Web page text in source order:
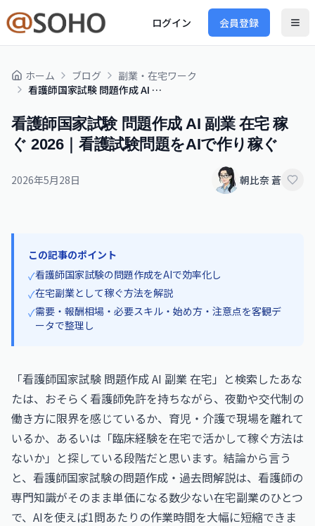
ログイン 会員登録
ホーム ブログ
副業・在宅ワーク
看護師国家試験 問題作成 AI 副業 在宅 稼ぐ 2026｜看護試験問題をAIで作り稼ぐ
看護師国家試験 問題作成 AI 副業 在宅 稼
ぐ 2026｜看護試験問題をAIで作り稼ぐ
2026年5月28日 朝比奈 蒼
この記事のポイント
✓看護師国家試験の問題作成をAIで効率化し
✓在宅副業として稼ぐ方法を解説
✓需要・報酬相場・必要スキル・始め方・注意点を客観デ
ータで整理し
「看護師国家試験 問題作成 AI 副業 在宅」と検索したあな
たは、おそらく看護師免許を持ちながら、夜勤や交代制の
働き方に限界を感じているか、育児・介護で現場を離れて
いるか、あるいは「臨床経験を在宅で活かして稼ぐ方法は
ないか」と探している段階だと思います。結論から言う
と、看護師国家試験の問題作成・過去問解説は、看護師の
専門知識がそのまま単価になる数少ない在宅副業のひとつ
で、AIを使えば1問あたりの作業時間を大幅に短縮できま